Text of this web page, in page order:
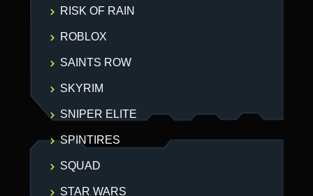
RISK OF RAIN
ROBLOX
SAINTS ROW
SKYRIM
SNIPER ELITE
SPINTIRES
SQUAD
STAR WARS